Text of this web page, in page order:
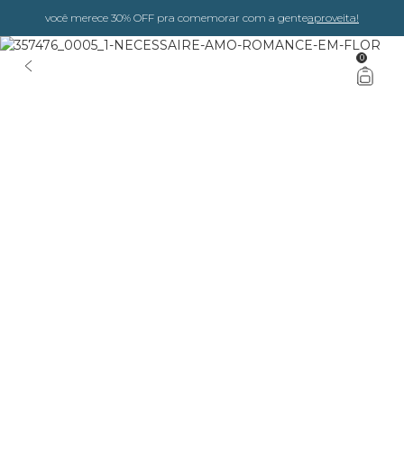
você merece 30% OFF pra comemorar com a genteaproveita!
0